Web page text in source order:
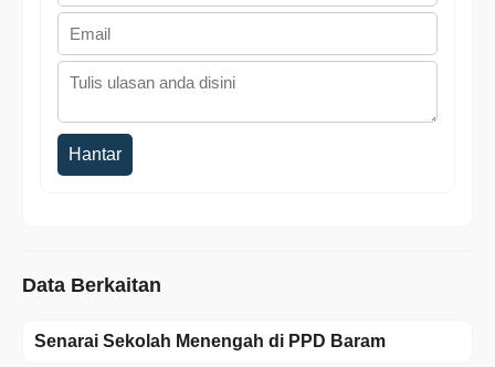
Hantar
Data Berkaitan
Senarai Sekolah Menengah di PPD Baram